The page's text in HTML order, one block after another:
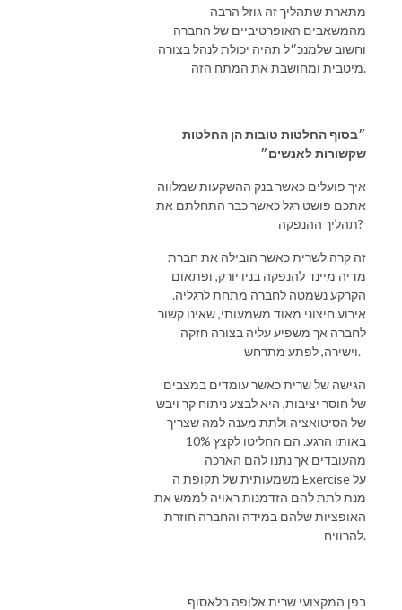
מתארת שתהליך זה גוזל הרבה
מהמשאבים האופרטיביים של החברה
וחשוב שלמנכ״ל תהיה יכולת לנהל בצורה
מיטבית ומחושבת את המתח הזה.
״בסוף החלטות טובות הן החלטות
שקשורות לאנשים״
איך פועלים כאשר בנק ההשקעות שמלווה
אתכם פושט רגל כאשר כבר התחלתם את
תהליך ההנפקה?
זה קרה לשרית כאשר הובילה את חברת
מדיה מיינד להנפקה בניו יורק, ופתאום
הקרקע נשמטה לחברה מתחת לרגליה.
אירוע חיצוני מאוד משמעותי, שאינו קשור
לחברה אך משפיע עליה בצורה חזקה
וישירה, לפתע מתרחש.
הגישה של שרית כאשר עומדים במצבים
של חוסר יציבות, היא לבצע ניתוח קר ויבש
של הסיטואציה ולתת מענה למה שצריך
באותו הרגע. הם החליטו לקצץ 10%
מהעובדים אך נתנו להם הארכה
משמעותית של תקופת ה Exercise על
מנת לתת להם הזדמנות ראויה לממש את
האופציות שלהם במידה והחברה חוזרת
להרוויח.
בפן המקצועי שרית אלופה בלאסוף